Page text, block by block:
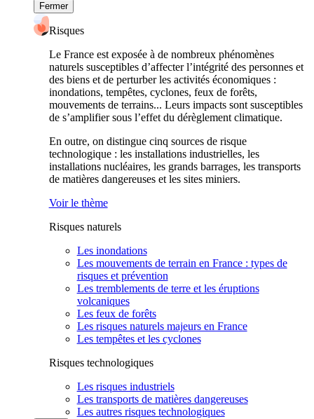
Fermer
Risques
Le France est exposée à de nombreux phénomènes
naturels susceptibles d’affecter l’intégrité des personnes et
des biens et de perturber les activités économiques :
inondations, tempêtes, cyclones, feux de forêts,
mouvements de terrains... Leurs impacts sont susceptibles
de s’amplifier sous l’effet du dérèglement climatique.
En outre, on distingue cinq sources de risque
technologique : les installations industrielles, les
installations nucléaires, les grands barrages, les transports
de matières dangereuses et les sites miniers.
Voir le thème
Risques naturels
Les inondations
Les mouvements de terrain en France : types de
risques et prévention
Les tremblements de terre et les éruptions
volcaniques
Les feux de forêts
Les risques naturels majeurs en France
Les tempêtes et les cyclones
Risques technologiques
Les risques industriels
Les transports de matières dangereuses
Les autres risques technologiques